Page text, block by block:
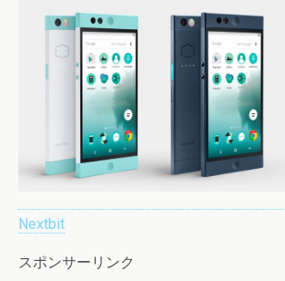
Nextbit
スポンサーリンク